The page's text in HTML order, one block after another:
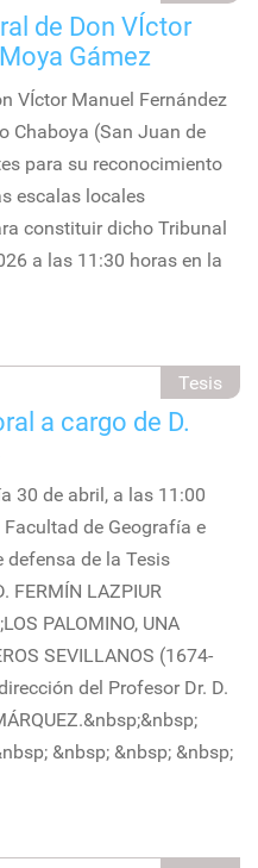
de Don VÍctor
Gámez
VÍctor Manuel Fernández
Chaboya (San Juan de
para su reconocimiento
escalas locales
constituir dicho Tribunal
a las 11:30 horas en la
Tesis
a cargo de D.
30 de abril, a las 11:00
de Geografía e
defensa de la Tesis
FERMÍN LAZPIUR
PALOMINO, UNA
SEVILLANOS (1674-
del Profesor Dr. D.
&nbsp; &nbsp; &nbsp;